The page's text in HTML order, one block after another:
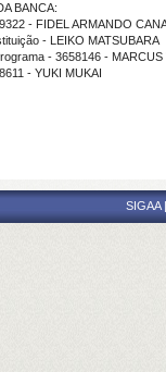
BANCA:
- FIDEL ARMANDO
- LEIKO MATSUBARA
- 3658146 -
- YUKI MUKAI
SIGAA